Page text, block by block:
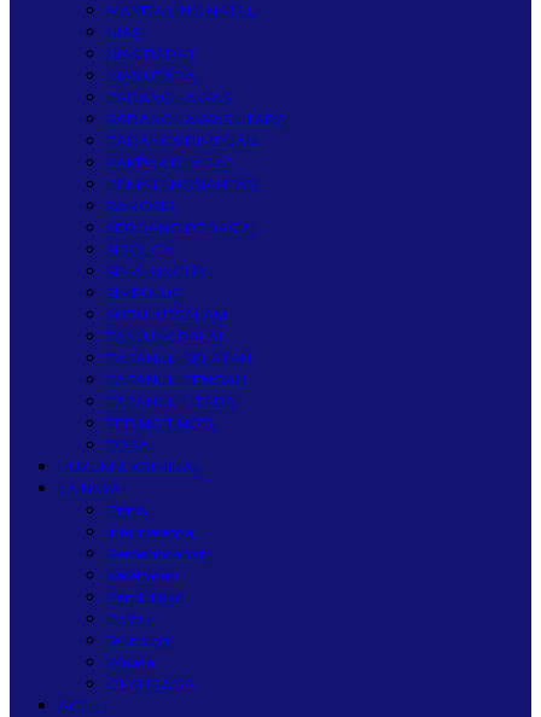
MANDAILING NATAL
NIAS
NIAS BARAT
NIAS UTARA
PADANG LAWAS
PADANG LAWAS UTARA
PADANGSIDIMPUAN
PAKPAK BHARAT
PEMATANGSIANTAR
SAMOSIR
SERDANG BEDAGAI
SIBOLGA
SIMALUNGUN
SIMEULUE
SUBULUSSALAM
TANJUNGBALAI
TAPANULI SELATAN
TAPANULI TENGAH
TAPANULI UTARA
TEBING TINGGI
TOBA
HUKUM & KRIMINAL
LAINNYA
Bisnis
Internasional
Pemerintahan
Kesehatan
Pendidikan
Politik
Teknologi
Wisata
OLAHRAGA
ACEH